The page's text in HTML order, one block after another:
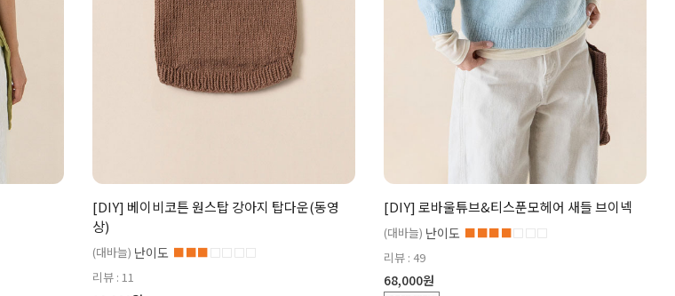
[DIY] 베이비코튼 원스탑 강아지 탑다운(동영
상)
(대바늘) 난이도 ■■■□□□□
리뷰 : 11
[DIY] 로바울튜브&티스푼모헤어 새들 브이넥
(대바늘) 난이도 ■■■■□□□
리뷰 : 49
68,000원